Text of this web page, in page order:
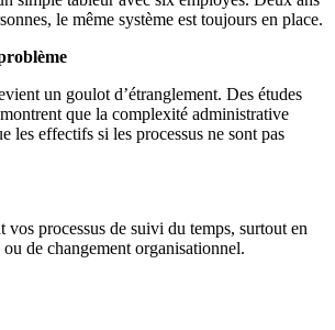
le même système est toujours en place.
un goulot d’étranglement. Des études
que la complexité administrative
les effectifs si les processus ne sont pas
vos processus de suivi du temps, surtout en
de changement organisationnel.